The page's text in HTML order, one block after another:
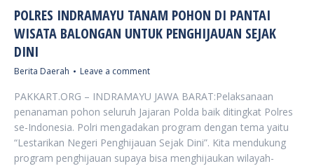
POLRES INDRAMAYU TANAM POHON DI PANTAI
WISATA BALONGAN UNTUK PENGHIJAUAN SEJAK
DINI
Berita Daerah Leave a comment
PAKKART.ORG – INDRAMAYU JAWA BARAT:Pelaksanaan
penanaman pohon seluruh Jajaran Polda baik ditingkat Polres
se-Indonesia. Polri mengadakan program dengan tema yaitu
“Lestarikan Negeri Penghijauan Sejak Dini”. Kita mendukung
program penghijauan supaya bisa menghijaukan wilayah-